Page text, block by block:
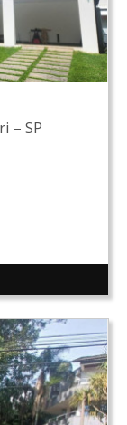
– SP